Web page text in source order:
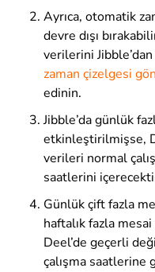
Ayrıca, otomatik
devre dışı
verilerini
zaman çizelgesi
edinin.
Jibble’da günlük
etkinleştirilmişse,
verileri normal
saatlerini
Günlük çift fazla
haftalık fazla
Deel’de geçerli
çalışma saatlerine